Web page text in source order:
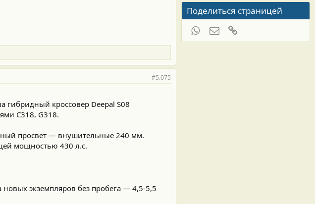
#5.075
гибридный кроссовер Deepal S08
C318, G318.
просвет — внушительные 240 мм.
мощностью 430 л.с.
экземпляров без пробега — 4,5-5,5
Поделиться страницей
WhatsAppЭлектронная почта